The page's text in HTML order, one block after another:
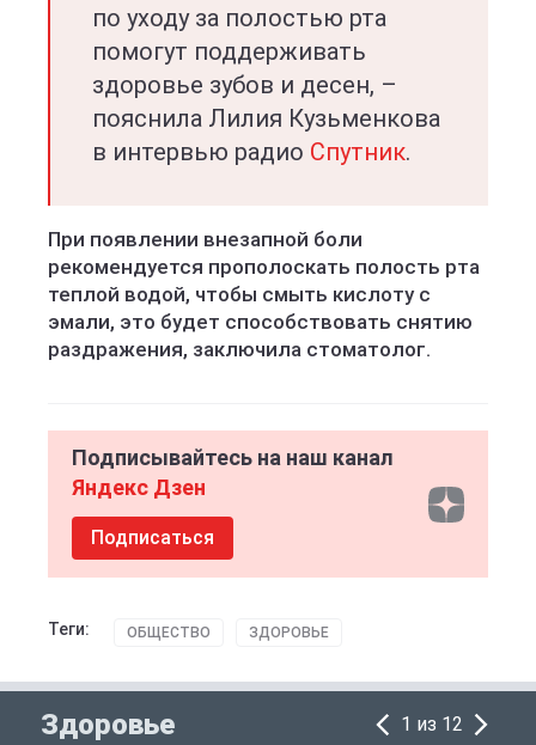
по уходу за полостью рта
помогут поддерживать
здоровье зубов и десен, –
пояснила Лилия Кузьменкова
в интервью радио Спутник.
При появлении внезапной боли
рекомендуется прополоскать полость рта
теплой водой, чтобы смыть кислоту с
эмали, это будет способствовать снятию
раздражения, заключила стоматолог.
Подписывайтесь на наш канал
Яндекс Дзен
Подписаться
Теги: ОБЩЕСТВО ЗДОРОВЬЕ
Здоровье 1 из 12